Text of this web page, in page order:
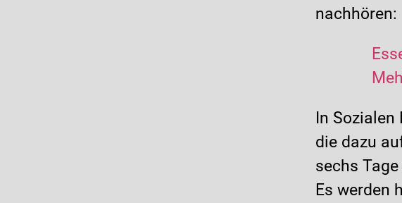
nachhören:
In
die dazu
sechs
Es werden